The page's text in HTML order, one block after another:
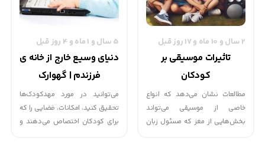
2 سال و 10 ماه و 17 روز قبل
تاثيرات موسیقی بر
کودکان
مطالعات نشان می‌دهد که انواع
خاصی از موسیقی می‌تواند
بخش‌هایی از مغز که مسئول زبان
5 سال و 1 ماه و 4 روز قبل
دنیای وسیع خارج از خانه ی
فرزندم | گهوارک
می‌توانید در مورد مهدکودک‌ها
تحقیق کنید، امکانات، فضایی را که
برای کودکان اختصاص می‌دهند و